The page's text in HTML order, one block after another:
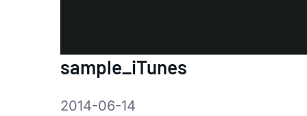
sample_iTunes
2014-06-14